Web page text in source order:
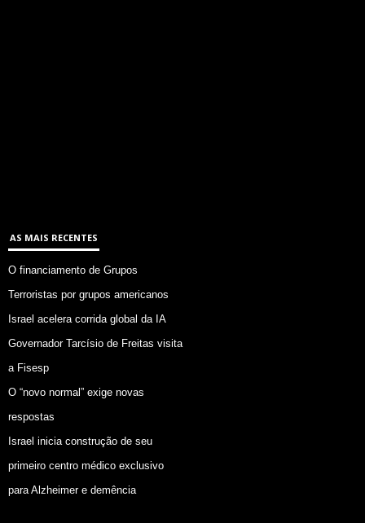
AS MAIS RECENTES
O financiamento de Grupos
Terroristas por grupos americanos
Israel acelera corrida global da IA
Governador Tarcísio de Freitas visita
a Fisesp
O “novo normal” exige novas
respostas
Israel inicia construção de seu
primeiro centro médico exclusivo
para Alzheimer e demência